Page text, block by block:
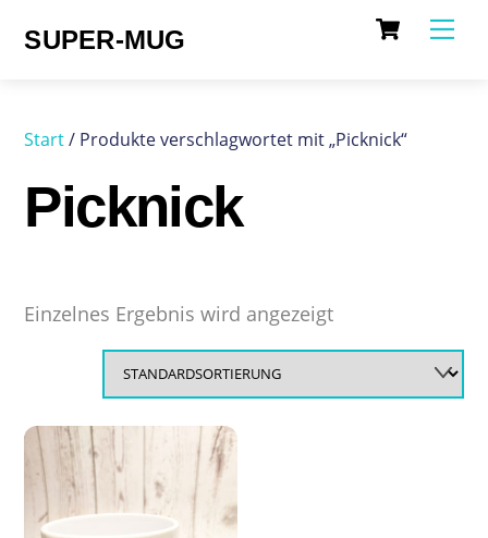
Cart
SUPER-MUG
Start/ Produkte verschlagwortet mit „Picknick“
Picknick
Einzelnes Ergebnis wird angezeigt